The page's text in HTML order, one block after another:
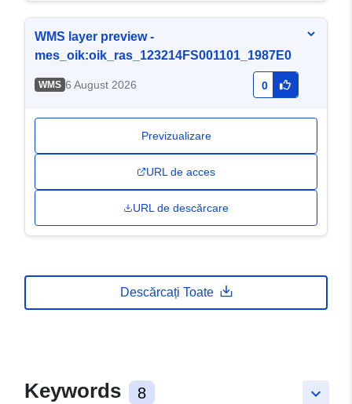
WMS layer preview -
mes_oik:oik_ras_123214FS001101_1987E0
WMS 6 August 2026 0
Previzualizare
URL de acces
URL de descărcare
Descărcați Toate
keyboard_arrow_down
Keywords 8